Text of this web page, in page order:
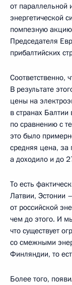
от параллельной
энергетической
помпезную акцию
Председателя
прибалтийских
Соответственно,
В результате
цены на
в странах
по сравнению с
это было
средняя цена,
а доходило и до
То есть
Латвии, Эстонии
от российской
чем до этого. И
что существует
со смежными
Финляндии, то
Более того,